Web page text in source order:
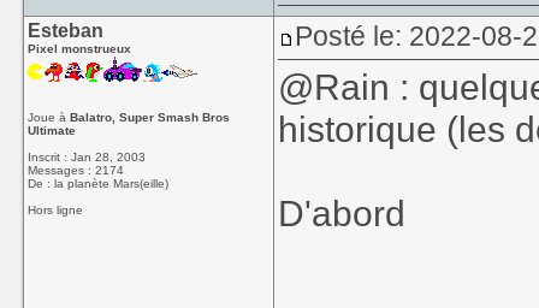
Esteban
Pixel monstrueux
Joue àBalatro, Super Smash Bros
Ultimate
Inscrit : Jan 28, 2003
Messages : 2174
De : la planète Mars(eille)
Hors ligne
Posté le: 2022-08-
@Rain :
historique (les
D'abord